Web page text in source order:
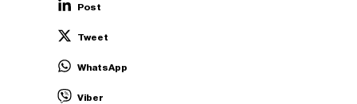
Post
Tweet
WhatsApp
Viber